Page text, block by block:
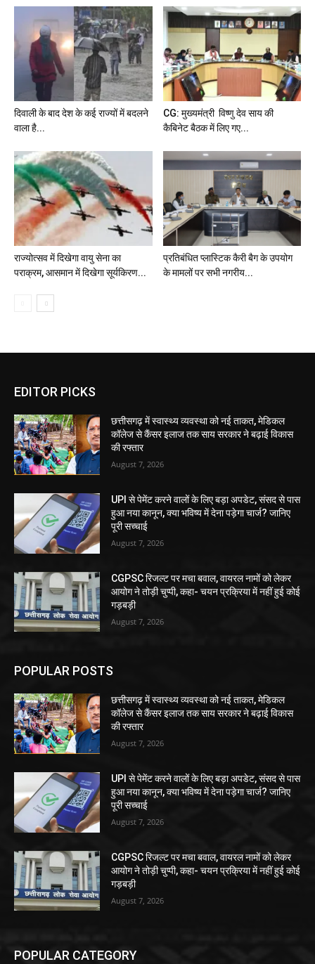
दिवाली के बाद देश के कई राज्यों में बदलने
वाला है...
CG: मुख्यमंत्री विष्णु देव साय की
कैबिनेट बैठक में लिए गए...
राज्योत्सव में दिखेगा वायु सेना का
पराक्रम, आसमान में दिखेगा सूर्यकिरण...
प्रतिबंधित प्लास्टिक कैरी बैग के उपयोग
के मामलों पर सभी नगरीय...
EDITOR PICKS
छत्तीसगढ़ में स्वास्थ्य व्यवस्था को नई ताकत, मेडिकल
कॉलेज से कैंसर इलाज तक साय सरकार ने बढ़ाई विकास
की रफ्तार
August 7, 2026
UPI से पेमेंट करने वालों के लिए बड़ा अपडेट, संसद से पास
हुआ नया कानून, क्या भविष्य में देना पड़ेगा चार्ज? जानिए
पूरी सच्चाई
August 7, 2026
CGPSC रिजल्ट पर मचा बवाल, वायरल नामों को लेकर
आयोग ने तोड़ी चुप्पी, कहा- चयन प्रक्रिया में नहीं हुई कोई
गड़बड़ी
August 7, 2026
POPULAR POSTS
छत्तीसगढ़ में स्वास्थ्य व्यवस्था को नई ताकत, मेडिकल
कॉलेज से कैंसर इलाज तक साय सरकार ने बढ़ाई विकास
की रफ्तार
August 7, 2026
UPI से पेमेंट करने वालों के लिए बड़ा अपडेट, संसद से पास
हुआ नया कानून, क्या भविष्य में देना पड़ेगा चार्ज? जानिए
पूरी सच्चाई
August 7, 2026
CGPSC रिजल्ट पर मचा बवाल, वायरल नामों को लेकर
आयोग ने तोड़ी चुप्पी, कहा- चयन प्रक्रिया में नहीं हुई कोई
गड़बड़ी
August 7, 2026
POPULAR CATEGORY